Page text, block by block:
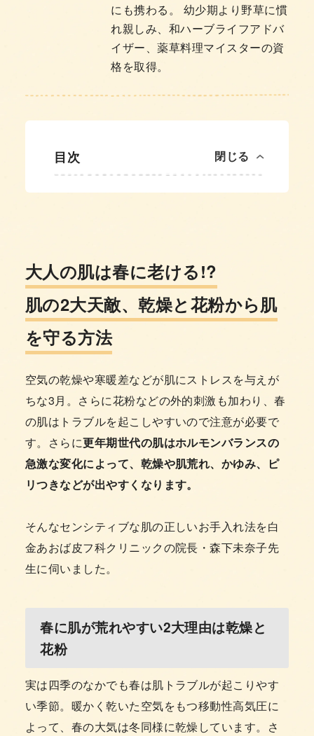
にも携わる。 幼少期より野草に慣
れ親しみ、和ハーブライフアドバ
イザー、薬草料理マイスターの資
格を取得。
目次 閉じる
大人の肌は春に老ける!?
肌の2大天敵、乾燥と花粉から肌
を守る方法
空気の乾燥や寒暖差などが肌にストレスを与えが
ちな3月。さらに花粉などの外的刺激も加わり、春
の肌はトラブルを起こしやすいので注意が必要で
す。さらに更年期世代の肌はホルモンバランスの
急激な変化によって、乾燥や肌荒れ、かゆみ、ピ
リつきなどが出やすくなります。
そんなセンシティブな肌の正しいお手入れ法を白
金あおば皮フ科クリニックの院長・森下未奈子先
生に伺いました。
春に肌が荒れやすい2大理由は乾燥と
花粉
実は四季のなかでも春は肌トラブルが起こりやす
い季節。暖かく乾いた空気をもつ移動性高気圧に
よって、春の大気は冬同様に乾燥しています。さ